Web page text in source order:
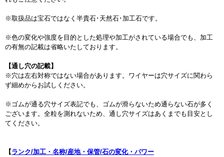
※取扱品は宝石ではなく半貴石･天然石･加工石です。
※色の変化や強度を目的とした処理や加工がされている場合でも、加工
の有無の記載は省略いたしております。
【通し穴の記載】
※穴は左右対称ではない場合があります。ワイヤーは穴サイズに関わら
ず細めからお試しください。
※ゴムが通る穴サイズ表記でも、ゴムが滑らないため通らない石が多く
ございます。全粒を測れないため、通し穴サイズはあくまでも目安とし
てください。
【ランク/加工・名称/産地・保管/石の変化・パワー